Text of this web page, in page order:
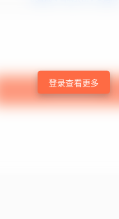
登录查看更多